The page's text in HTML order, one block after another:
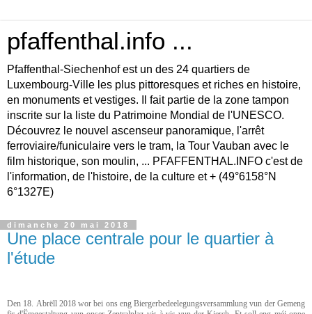
pfaffenthal.info ...
Pfaffenthal-Siechenhof est un des 24 quartiers de
Luxembourg-Ville les plus pittoresques et riches en histoire,
en monuments et vestiges. Il fait partie de la zone tampon
inscrite sur la liste du Patrimoine Mondial de l'UNESCO.
Découvrez le nouvel ascenseur panoramique, l'arrêt
ferroviaire/funiculaire vers le tram, la Tour Vauban avec le
film historique, son moulin, ... PFAFFENTHAL.INFO c'est de
l'information, de l'histoire, de la culture et + (49°6158°N
6°1327E)
dimanche 20 mai 2018
Une place centrale pour le quartier à
l'étude
Den 18. Abrëll 2018 wor bei ons eng Biergerbedeelegungsversammlung vun der Gemeng